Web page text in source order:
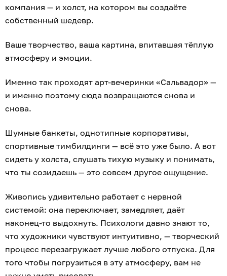
компания — и холст, на котором вы создаёте
собственный шедевр.
Ваше творчество, ваша картина, впитавшая тёплую
атмосферу и эмоции.
Именно так проходят арт-вечеринки «Сальвадор» —
и именно поэтому сюда возвращаются снова и
снова.
Шумные банкеты, однотипные корпоративы,
спортивные тимбилдинги — всё это уже было. А вот
сидеть у холста, слушать тихую музыку и понимать,
что ты созидаешь — это совсем другое ощущение.
Живопись удивительно работает с нервной
системой: она переключает, замедляет, даёт
наконец-то выдохнуть. Психологи давно знают то,
что художники чувствуют интуитивно, — творческий
процесс перезагружает лучше любого отпуска. Для
того чтобы погрузиться в эту атмосферу, вам не